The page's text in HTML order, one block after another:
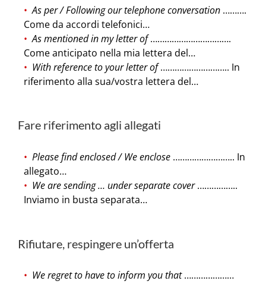
As per / Following our telephone conversation ……….
Come da accordi telefonici…
As mentioned in my letter of…………………………….
Come anticipato nella mia lettera del…
With reference to your letter of……………………….. In
riferimento alla sua/vostra lettera del…
Fare riferimento agli allegati
Please find enclosed / We enclose …………………….. In
allegato…
We are sending … under separate cover……………..
Inviamo in busta separata…
Rifiutare, respingere un’offerta
We regret to have to inform you that…………………